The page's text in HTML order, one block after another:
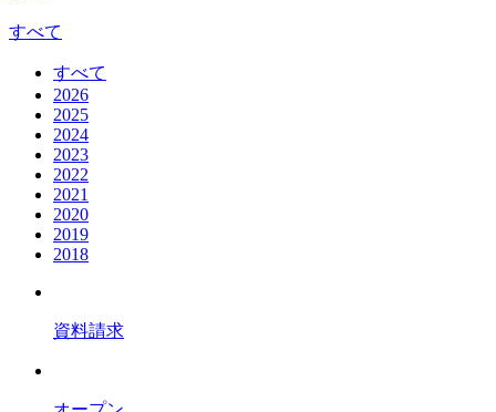
すべて
すべて
2026
2025
2024
2023
2022
2021
2020
2019
2018
資料請求